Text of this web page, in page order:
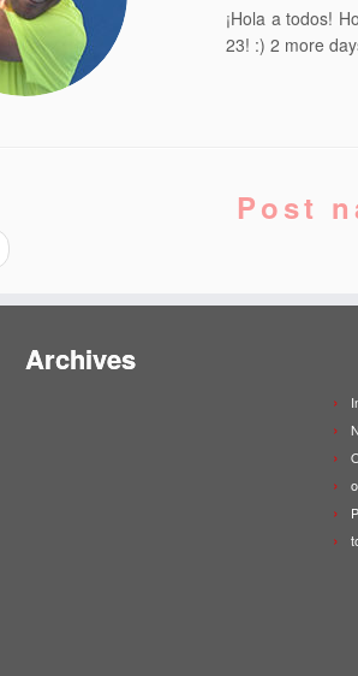
¡Hola a todos!
23! :) 2 more
Post
Archives